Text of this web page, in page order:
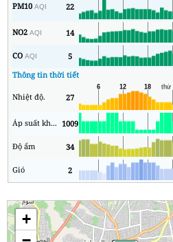
PM10AQI 22
NO2AQI 14
COAQI 5
Thông tin thời tiết
Nhiệt độ. 27
Áp suất không khí 1009
Độ ẩm 34
Gió 2
+